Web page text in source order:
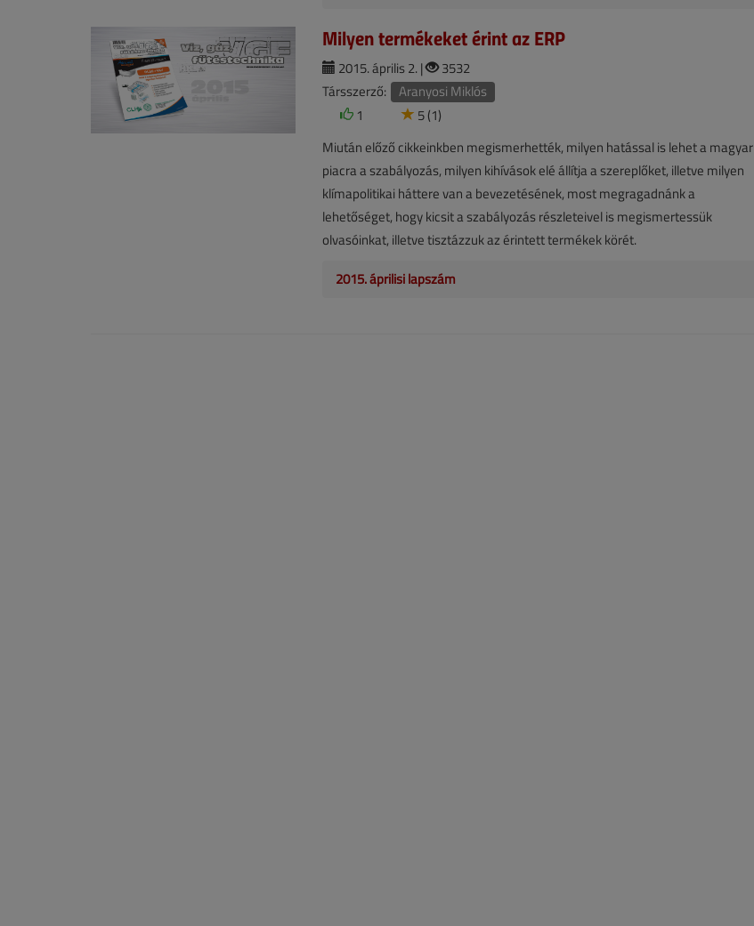
Milyen termékeket érint az ERP
2015. április 2. |
3532
Társszerző:
Aranyosi Miklós
1
5 (1)
Miután előző cikkeinkben megismerhették, milyen hatással is lehet a magyar
piacra a szabályozás, milyen kihívások elé állítja a szereplőket, illetve milyen
klímapolitikai háttere van a bevezetésének, most megragadnánk a
lehetőséget, hogy kicsit a szabályozás részleteivel is megismertessük
olvasóinkat, illetve tisztázzuk az érintett termékek körét.
2015. áprilisi lapszám